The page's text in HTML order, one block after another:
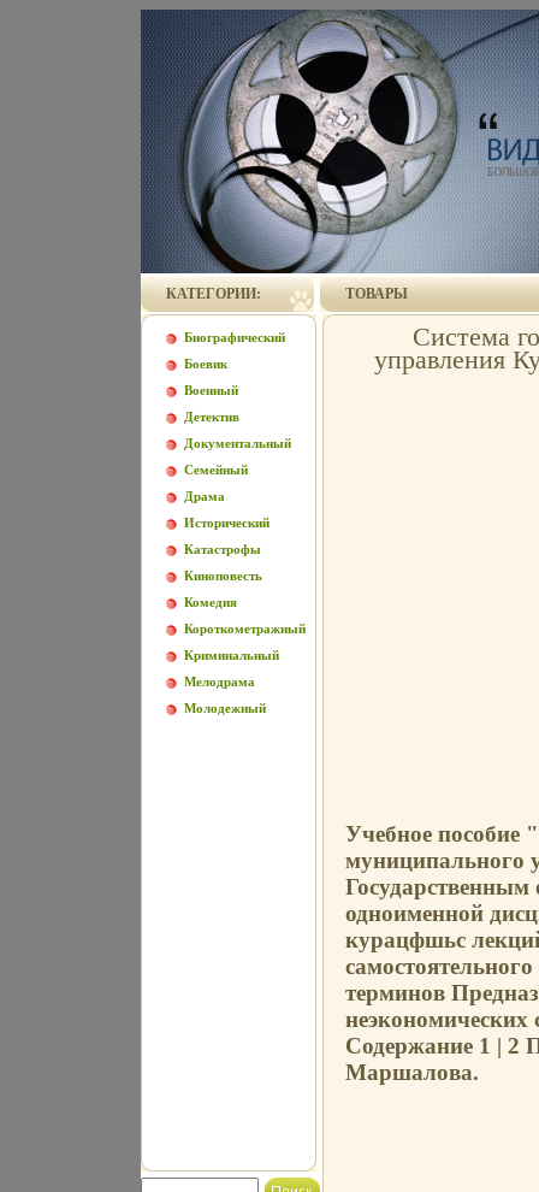
КАТЕГОРИИ:
Биографический
Боевик
Военный
Детектив
Документальный
Семейный
Драма
Исторический
Катастрофы
Киноповесть
Комедия
Короткометражный
Криминальный
Мелодрама
Молодежный
ТОВАРЫ
Система
управления
Учебное пособие
муниципального
Государственным
одноименной
курацфшьс
терминов
неэкономических
Содержание 1 | 2
Маршалова.